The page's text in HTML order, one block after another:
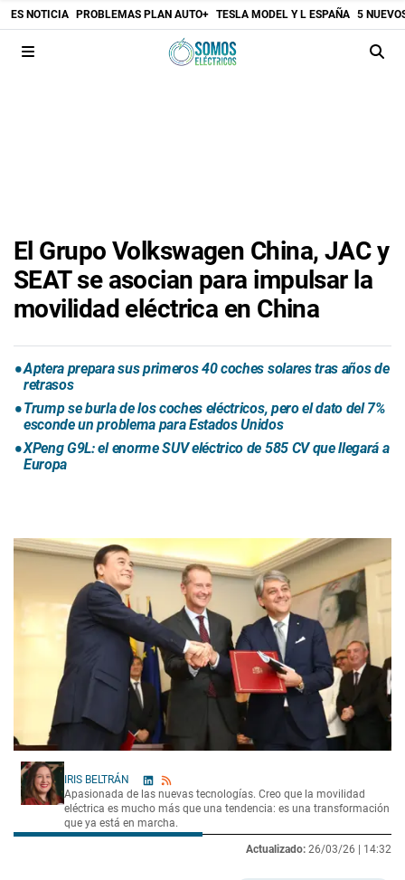
ES NOTICIA PROBLEMAS PLAN AUTO+ TESLA MODEL Y L ESPAÑA 5
El Grupo Volkswagen China, JAC y
SEAT se asocian para impulsar la
movilidad eléctrica en China
Aptera prepara sus primeros 40 coches solares tras años de
retrasos
Trump se burla de los coches eléctricos, pero el dato del 7%
esconde un problema para Estados Unidos
XPeng G9L: el enorme SUV eléctrico de 585 CV que llegará a
Europa
IRIS BELTRÁN
Apasionada de las nuevas tecnologías. Creo que la movilidad
eléctrica es mucho más que una tendencia: es una transformación
que ya está en marcha.
Actualizado: 26/03/26 | 14:32